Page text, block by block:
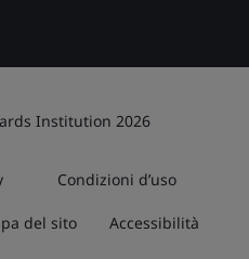
Institution 2026
Condizioni d’uso
del sito Accessibilità